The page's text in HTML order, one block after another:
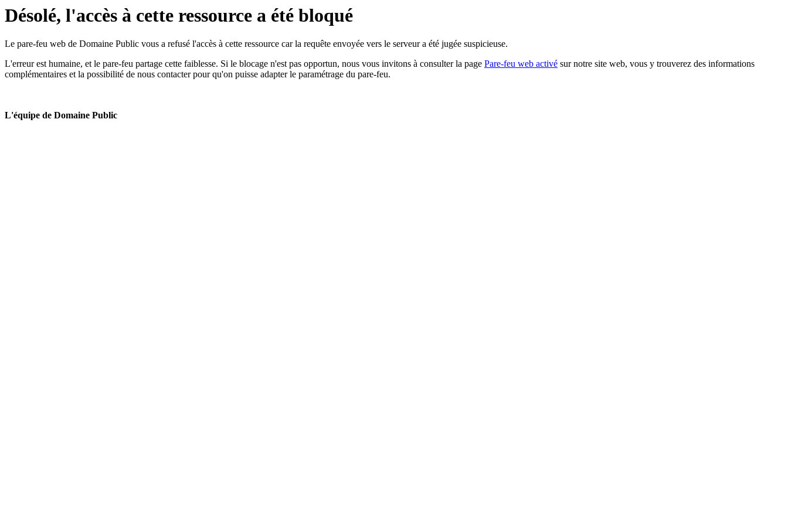
Désolé, l'accès à cette ressource a été bloqué
Le pare-feu web de Domaine Public vous a refusé l'accès à cette ressource car la requête envoyée vers le serveur a été jugée suspicieuse.
L'erreur est humaine, et le pare-feu partage cette faiblesse. Si le blocage n'est pas opportun, nous vous invitons à consulter la page Pare-feu web activé sur notre site web, vous y trouverez des informations
complémentaires et la possibilité de nous contacter pour qu'on puisse adapter le paramétrage du pare-feu.
L'équipe de Domaine Public